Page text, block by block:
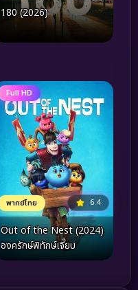
180 (2026)
Full HD
พากย์ไทย 6.4
Out of the Nest (2024)
องครักษ์พิทักษ์เจี๊ยบ